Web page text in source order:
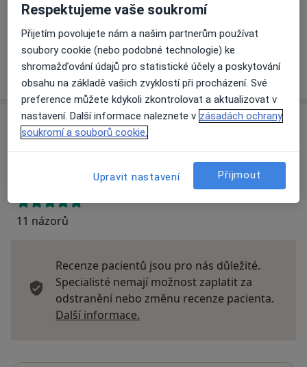
Na teto adrese lékař přijímá pacienty na pojišťovnu
Detaily
Víceo adrese
Názory
Přidejte svůj názor
11 názorů
Recenze pacientů jsou pro nás důležité.
Specialisté nemají možnost zaplatit za
odstranění nebo změnu recenze pacienta.
Další informace.
Respektujeme vaše soukromí
Přijetím povolujete nám a našim partnerům používat
soubory cookie (nebo podobné technologie) ke
shromažďování údajů pro statistické účely a poskytování
obsahu na základě vašich zvyklostí při procházení. Své
preference můžete kdykoli zkontrolovat a aktualizovat v
nastavení. Další informace naleznete v zásadách ochrany
soukromí a souborů cookie.
Upravit nastavení Přijmout